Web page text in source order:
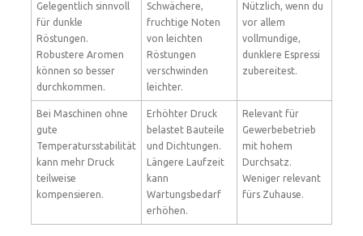
Gelegentlich sinnvoll
für dunkle
Röstungen.
Robustere Aromen
können so besser
durchkommen.
Schwächere,
fruchtige Noten
von leichten
Röstungen
verschwinden
leichter.
Nützlich, wenn du
vor allem
vollmundige,
dunklere Espressi
zubereitest.
Bei Maschinen ohne
gute
Temperatursstabilität
kann mehr Druck
teilweise
kompensieren.
Erhöhter Druck
belastet Bauteile
und Dichtungen.
Längere Laufzeit
kann
Wartungsbedarf
erhöhen.
Relevant für
Gewerbebetrieb
mit hohem
Durchsatz.
Weniger relevant
fürs Zuhause.